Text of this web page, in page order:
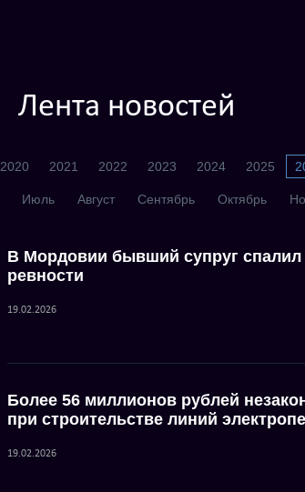
Лента новостей
2020 2021 2022 2023 2024 2025
Июль Август Сентябрь Октябрь
В Мордовии бывший супруг
ревности
19.02.2026
Более 56 миллионов рублей
при строительстве линий
19.02.2026